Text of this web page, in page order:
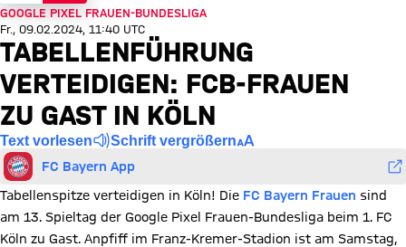
GOOGLE PIXEL FRAUEN-BUNDESLIGA
Fr., 09.02.2024, 11:40 UTC
TABELLENFÜHRUNG
VERTEIDIGEN: FCB-FRAUEN
ZU GAST IN KÖLN
Text vorlesen Schrift vergrößern
FC Bayern App
Tabellenspitze verteidigen in Köln! Die FC Bayern Frauen sind
am 13. Spieltag der Google Pixel Frauen-Bundesliga beim 1. FC
Köln zu Gast. Anpfiff im Franz-Kremer-Stadion ist am Samstag,